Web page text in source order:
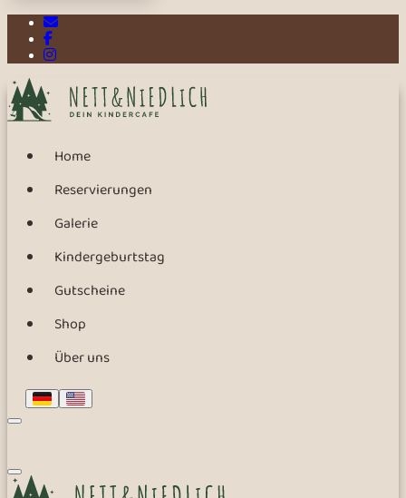
E-Mail
Facebook
Instagram
Home
Reservierungen
Galerie
Kindergeburtstag
Gutscheine
Shop
Über uns
DeutschEnglish